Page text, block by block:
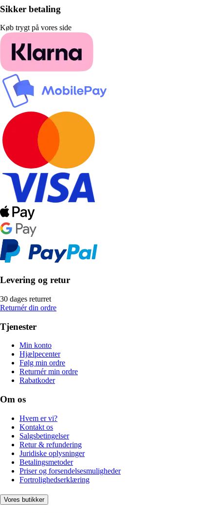
Sikker betaling
Køb trygt på vores side
Levering og retur
30 dages returret
Returnér din ordre
Tjenester
Min konto
Hjælpecenter
Følg min ordre
Returnér min ordre
Rabatkoder
Om os
Hvem er vi?
Kontakt os
Salgsbetingelser
Retur & refundering
Juridiske oplysninger
Betalingsmetoder
Priser og forsendelsesmuligheder
Fortrolighedserklæring
Vores butikker